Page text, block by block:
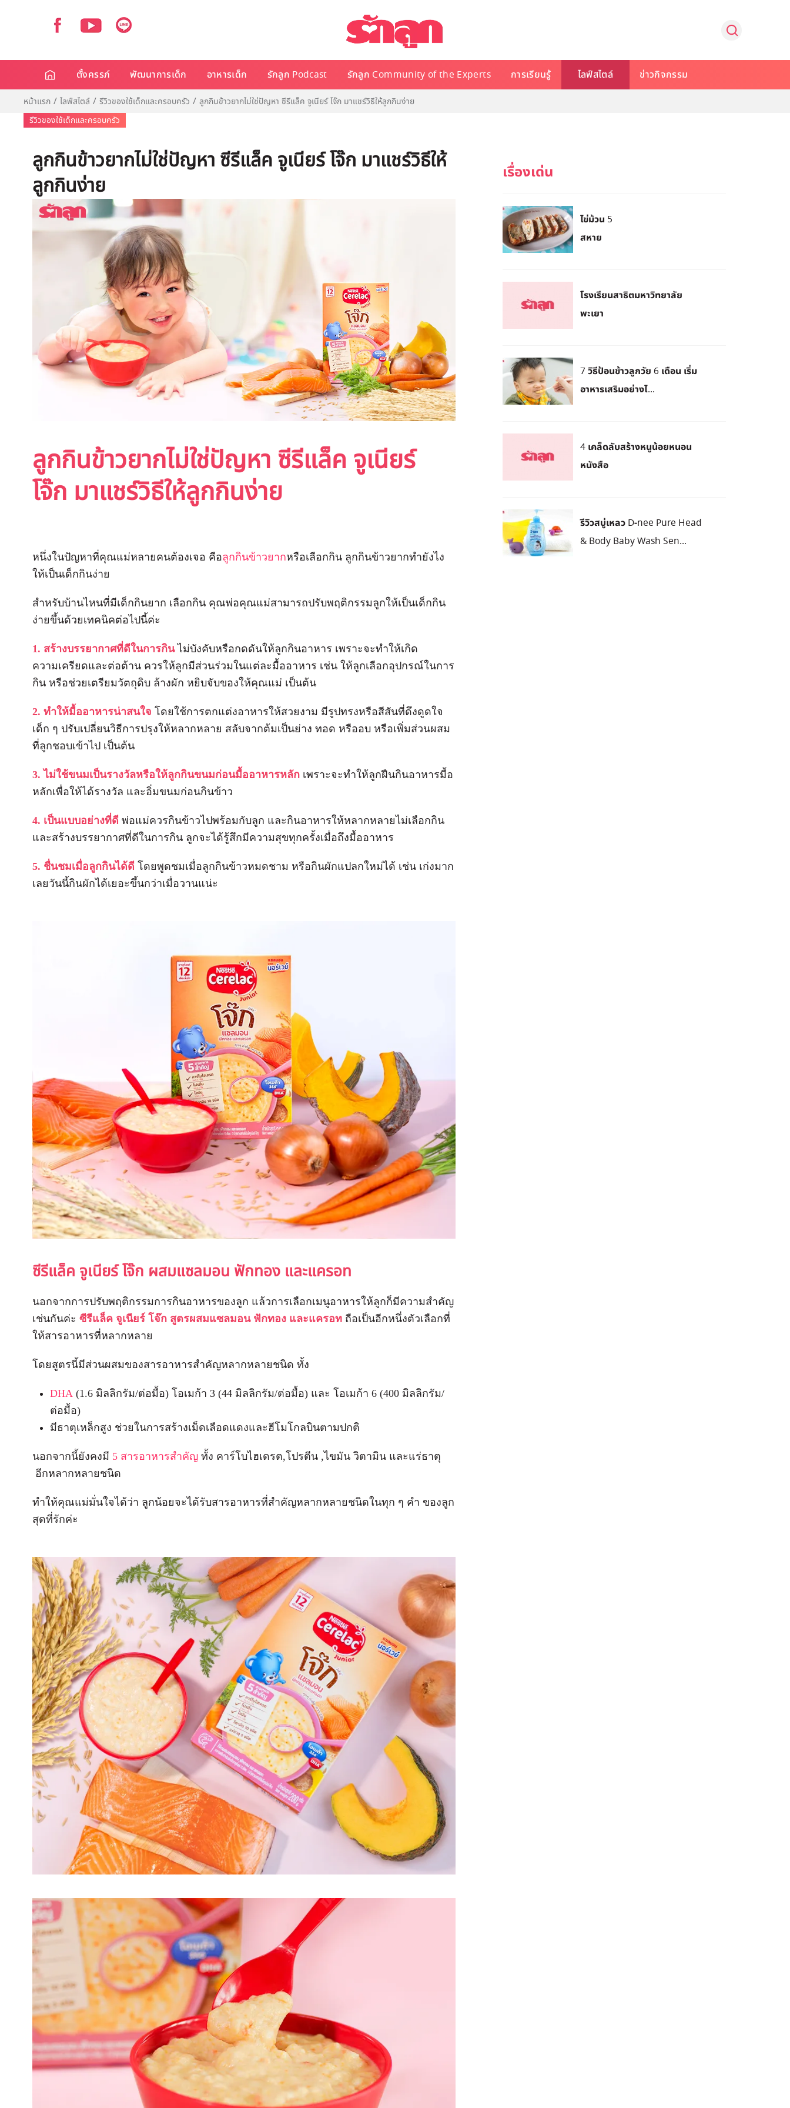
ตั้งครรภ์ พัฒนาการเด็ก อาหารเด็ก รักลูก Podcast รักลูก Community of the Experts การเรียนรู้ ไลฟ์สไตล์ ข่าวกิจกรรม
หน้าแรก ไลฟ์สไตล์ รีวิวของใช้เด็กและครอบครัว
ลูกกินข้าวยากไม่ใช่ปัญหา ซีรีแล็ค จูเนียร์ โจ๊ก มาแชร์วิธีให้ลูกกินง่าย
รีวิวของใช้เด็กและครอบครัว
ลูกกินข้าวยากไม่ใช่ปัญหา ซีรีแล็ค จูเนียร์ โจ๊ก มาแชร์วิธีให้
ลูกกินง่าย
ลูกกินข้าวยากไม่ใช่ปัญหา ซีรีแล็ค จูเนียร์
โจ๊ก มาแชร์วิธีให้ลูกกินง่าย
หนึ่งในปัญหาที่คุณแม่หลายคนต้องเจอ คือลูกกินข้าวยากหรือเลือกกิน ลูกกินข้าวยากทำยังไง
ให้เป็นเด็กกินง่าย
สำหรับบ้านไหนที่มีเด็กกินยาก เลือกกิน คุณพ่อคุณแม่สามารถปรับพฤติกรรมลูกให้เป็นเด็กกิน
ง่ายขึ้นด้วยเทคนิคต่อไปนี้ค่ะ
1. สร้างบรรยากาศที่ดีในการกิน ไม่บังคับหรือกดดันให้ลูกกินอาหาร เพราะจะทำให้เกิด
ความเครียดและต่อต้าน ควรให้ลูกมีส่วนร่วมในแต่ละมื้ออาหาร เช่น ให้ลูกเลือกอุปกรณ์ในการ
กิน หรือช่วยเตรียมวัตถุดิบ ล้างผัก หยิบจับของให้คุณแม่ เป็นต้น
2. ทำให้มื้ออาหารน่าสนใจ โดยใช้การตกแต่งอาหารให้สวยงาม มีรูปทรงหรือสีสันที่ดึงดูดใจ
เด็ก ๆ ปรับเปลี่ยนวิธีการปรุงให้หลากหลาย สลับจากต้มเป็นย่าง ทอด หรืออบ หรือเพิ่มส่วนผสม
ที่ลูกชอบเข้าไป เป็นต้น
3. ไม่ใช้ขนมเป็นรางวัลหรือให้ลูกกินขนมก่อนมื้ออาหารหลัก เพราะจะทำให้ลูกฝืนกินอาหารมื้อ
หลักเพื่อให้ได้รางวัล และอิ่มขนมก่อนกินข้าว
4. เป็นแบบอย่างที่ดี พ่อแม่ควรกินข้าวไปพร้อมกับลูก และกินอาหารให้หลากหลายไม่เลือกกิน
และสร้างบรรยากาศที่ดีในการกิน ลูกจะได้รู้สึกมีความสุขทุกครั้งเมื่อถึงมื้ออาหาร
5. ชื่นชมเมื่อลูกกินได้ดี โดยพูดชมเมื่อลูกกินข้าวหมดชาม หรือกินผักแปลกใหม่ได้ เช่น เก่งมาก
เลยวันนี้กินผักได้เยอะขึ้นกว่าเมื่อวานแน่ะ
ซีรีแล็ค จูเนียร์โจ๊ก ผสมแซลมอน ฟักทอง และแครอท
นอกจากการปรับพฤติกรรมการกินอาหารของลูก แล้วการเลือกเมนูอาหารให้ลูกก็มีความสำคัญ
เช่นกันค่ะ ซีรีแล็ค จูเนียร์ โจ๊ก สูตรผสมแซลมอน ฟักทอง และแครอท ถือเป็นอีกหนึ่งตัวเลือกที่
ให้สารอาหารที่หลากหลาย
โดยสูตรนี้มีส่วนผสมของสารอาหารสำคัญหลากหลายชนิด ทั้ง
DHA (1.6 มิลลิกรัม/ต่อมื้อ) โอเมก้า 3 (44 มิลลิกรัม/ต่อมื้อ) และ โอเมก้า 6 (400 มิลลิกรัม/
ต่อมื้อ)
มีธาตุเหล็กสูง ช่วยในการสร้างเม็ดเลือดแดงและฮีโมโกลบินตามปกติ
นอกจากนี้ยังคงมี 5 สารอาหารสำคัญ ทั้ง คาร์โบไฮเดรต,โปรตีน ,ไขมัน วิตามิน และแร่ธาตุ
อีกหลากหลายชนิด
ทำให้คุณแม่มั่นใจได้ว่า ลูกน้อยจะได้รับสารอาหารที่สำคัญหลากหลายชนิดในทุก ๆ คำ ของลูก
สุดที่รักค่ะ
ไข่ม้วน 5
สหาย
โรงเรียนสาธิตมหาวิทยาลัย
พะเยา
7 วิธีป้อนข้าวลูกวัย 6 เดือน เริ่ม
อาหารเสริมอย่างไ...
4 เคล็ดลับสร้างหนูน้อยหนอน
หนังสือ
รีวิวสบู่เหลว D-nee Pure Head
& Body Baby Wash Sen...